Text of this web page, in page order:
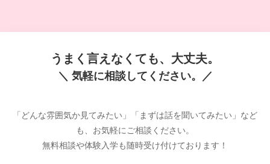
うまく言えなくても、大丈夫。
＼ 気軽に相談してください。／
「どんな雰囲気か見てみたい」「まずは話を聞いてみたい」など
も、お気軽にご相談ください。
無料相談や体験入学も随時受け付けております！